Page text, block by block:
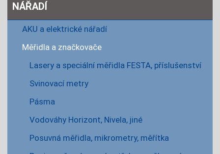
NÁŘADÍ
AKU a elektrické nářadí
Měřidla a značkovače
Lasery a speciální měřidla FESTA, příslušenství
Svinovací metry
Pásma
Vodováhy Horizont, Nivela, jiné
Posuvná měřidla, mikrometry, měřítka